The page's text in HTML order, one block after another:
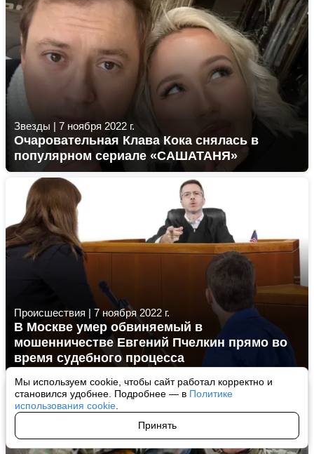
Мы используем cookie, чтобы сайт работал корректно и
становился удобнее. Подробнее — в Политике
использования cookie
Принять
Звезды | 7 ноября 2022 г.
Очаровательная Клава Кока снялась в
популярном сериале «САШАТАНЯ»
Происшествия | 7 ноября 2022 г.
В Москве умер обвиняемый в
мошенничестве Евгений Пчелкин прямо во
время судебного процесса